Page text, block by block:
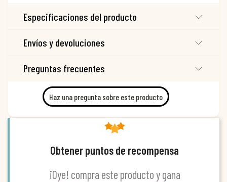
Especificaciones del producto
Envíos y devoluciones
Preguntas frecuentes
Haz una pregunta sobre este producto
Obtener puntos de recompensa
¡Oye! compra este producto y gana